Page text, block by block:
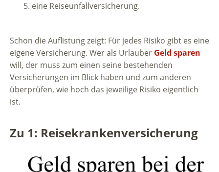
eine Reiseunfallversicherung.
Schon die Auflistung zeigt: Für jedes Risiko gibt es eine
eigene Versicherung. Wer als Urlauber Geld sparen
will, der muss zum einen seine bestehenden
Versicherungen im Blick haben und zum anderen
überprüfen, wie hoch das jeweilige Risiko eigentlich
ist.
Zu 1: Reisekrankenversicherung